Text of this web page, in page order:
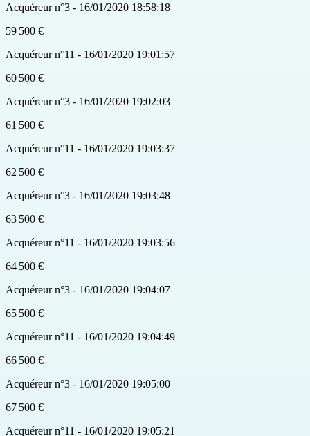
Acquéreur n°3 - 16/01/2020 18:58:18
59 500 €
Acquéreur n°11 - 16/01/2020 19:01:57
60 500 €
Acquéreur n°3 - 16/01/2020 19:02:03
61 500 €
Acquéreur n°11 - 16/01/2020 19:03:37
62 500 €
Acquéreur n°3 - 16/01/2020 19:03:48
63 500 €
Acquéreur n°11 - 16/01/2020 19:03:56
64 500 €
Acquéreur n°3 - 16/01/2020 19:04:07
65 500 €
Acquéreur n°11 - 16/01/2020 19:04:49
66 500 €
Acquéreur n°3 - 16/01/2020 19:05:00
67 500 €
Acquéreur n°11 - 16/01/2020 19:05:21